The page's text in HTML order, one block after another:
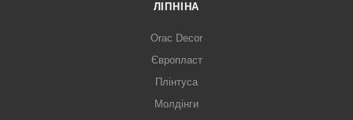
ЛІПНІНА
Orac Decor
Європласт
Плінтуса
Молдінги